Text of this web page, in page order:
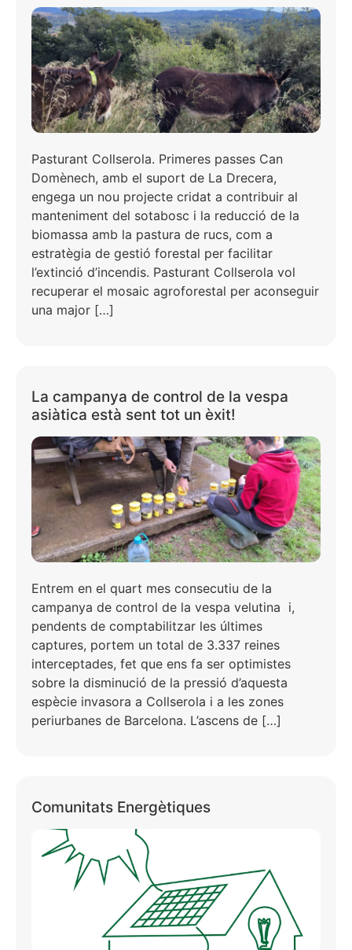
Pasturant Collserola. Primeres passes Can
Domènech, amb el suport de La Drecera,
engega un nou projecte cridat a contribuir al
manteniment del sotabosc i la reducció de la
biomassa amb la pastura de rucs, com a
estratègia de gestió forestal per facilitar
l’extinció d’incendis. Pasturant Collserola vol
recuperar el mosaic agroforestal per aconseguir
una major […]
La campanya de control de la vespa
asiàtica està sent tot un èxit!
Entrem en el quart mes consecutiu de la
campanya de control de la vespa velutina i,
pendents de comptabilitzar les últimes
captures, portem un total de 3.337 reines
interceptades, fet que ens fa ser optimistes
sobre la disminució de la pressió d’aquesta
espècie invasora a Collserola i a les zones
periurbanes de Barcelona. L’ascens de […]
Comunitats Energètiques